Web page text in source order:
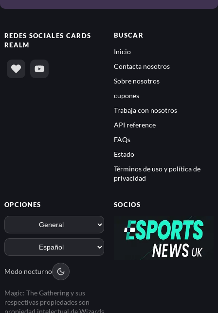
REDES SOCIALES CARDS
REALM
BUSCAR
Inicio
Contacta nosotros
Sobre nosotros
cupones
Trabaja con nosotros
API reference
FAQs
Estado
Términos de uso y política de
privacidad
OPCIONES
Modo nocturno
Magic: The Gathering y sus
respectivas propiedades son
propiedad intelectual de Wizards
SOCIOS